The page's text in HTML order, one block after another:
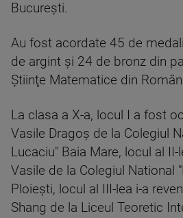
Bucureşti.
Au fost acordate 45 de
de argint şi 24 de bronz din
Ştiinţe Matematice din
La clasa a X-a, locul I a fost
Vasile Dragoş de la Colegiul
Lucaciu" Baia Mare, locul al
Vasile de la Colegiul National
Ploieşti, locul al III-lea i-a
Shang de la Liceul Teoretic